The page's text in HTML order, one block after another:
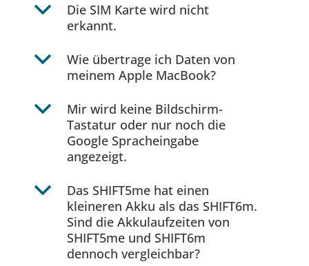
b
Die SIM Karte wird nicht
erkannt.
b
Wie übertrage ich Daten von
meinem Apple MacBook?
b
Mir wird keine Bildschirm-
Tastatur oder nur noch die
Google Spracheingabe
angezeigt.
b
Das SHIFT5me hat einen
kleineren Akku als das SHIFT6m.
Sind die Akkulaufzeiten von
SHIFT5me und SHIFT6m
dennoch vergleichbar?